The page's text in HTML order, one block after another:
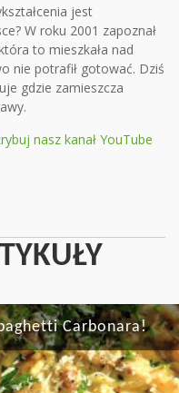
jest
W roku 2001 zapoznał
to mieszkała nad
nie potrafił gotować. Dziś
gdzie zamieszcza
nasz kanał YouTube
Carbonara!